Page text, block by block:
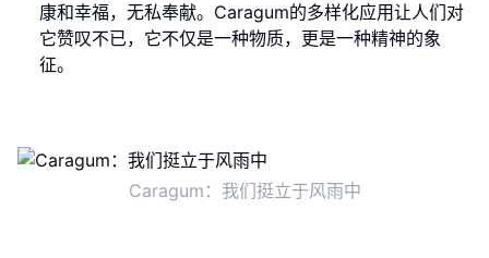
康和幸福，无私奉献。Caragum的多样化应用让人们对
它赞叹不已，它不仅是一种物质，更是一种精神的象
征。
Caragum：我们挺立于风雨中